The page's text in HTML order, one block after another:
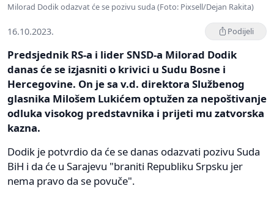
Milorad Dodik odazvat će se pozivu suda (Foto: Pixsell/Dejan Rakita)
16.10.2023. Podijeli
Predsjednik RS-a i lider SNSD-a Milorad Dodik
danas će se izjasniti o krivici u Sudu Bosne i
Hercegovine. On je sa v.d. direktora Službenog
glasnika Milošem Lukićem optužen za nepoštivanje
odluka visokog predstavnika i prijeti mu zatvorska
kazna.
Dodik je potvrdio da će se danas odazvati pozivu Suda
BiH i da će u Sarajevu "braniti Republiku Srpsku jer
nema pravo da se povuče".